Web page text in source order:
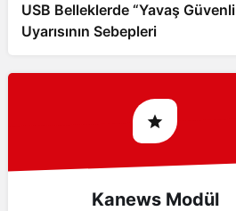
USB Belleklerde “Yavaş Güvenli
Uyarısının Sebepleri
Kanews Modül